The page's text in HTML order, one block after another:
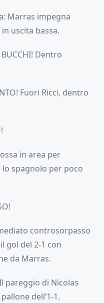
Marras impegna
uscita bassa.
BUCCHI! Dentro
Fuori Ricci, dentro
in area per
spagnolo per poco
controsorpasso
gol del 2-1 con
da Marras.
pareggio di Nicolas
dell’1-1.